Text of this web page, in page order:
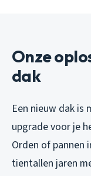
Onze
dak
Een nieuw dak is
upgrade voor je
Orden of pannen
tientallen jaren